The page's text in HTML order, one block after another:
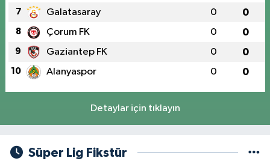
7 Galatasaray 0 0
8 Çorum FK 0 0
9 Gaziantep FK 0 0
10 Alanyaspor 0 0
Detaylar için tıklayın
Süper Lig Fikstür